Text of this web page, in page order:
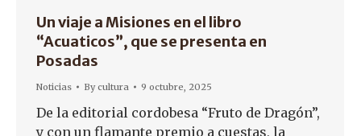
Un viaje a Misiones en el libro
“Acuaticos”, que se presenta en
Posadas
Noticias Bycultura 9 octubre, 2025
De la editorial cordobesa “Fruto de Dragón”,
y con un flamante premio a cuestas, la